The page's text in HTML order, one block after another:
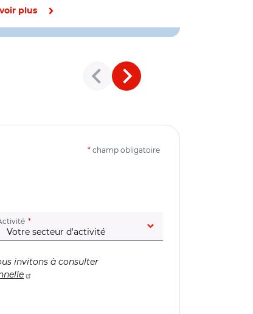
plus
* champ obligatoire
(champ obligatoire)
invitons à consulter